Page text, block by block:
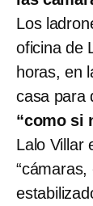
Los
oficina de
horas, en
casa para
“como si
Lalo Villar